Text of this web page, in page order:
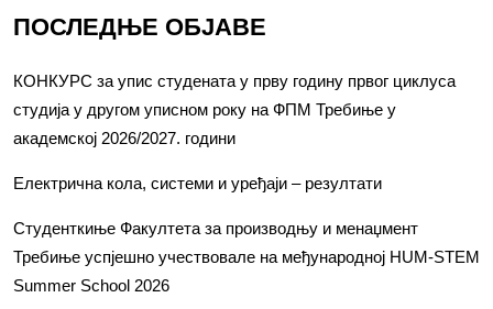
ПОСЛЕДЊЕ ОБЈАВЕ
КОНКУРС за упис студената у прву годину првог циклуса
студија у другом уписном року на ФПМ Требиње у
академској 2026/2027. години
Електрична кола, системи и уређаји – резултати
Студенткиње Факултета за производњу и менаџмент
Требиње успјешно учествовале на међународној HUM-STEM
Summer School 2026